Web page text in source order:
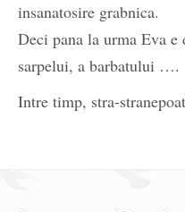
insanatosire grabnica.
Deci pana la urma Eva
sarpelui, a barbatului ….
Intre timp, stra-